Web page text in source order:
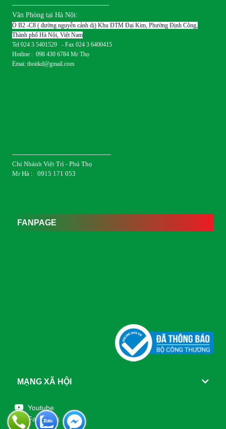
------------------------------------------------
Văn Phòng tại Hà Nội:
Ô B2 -C8 ( đường nguyễn cảnh dị) Khu ĐTM Đại Kim, Phường Định Công,
Thành phố Hà Nội, Việt Nam
Tel 024 3 5401529 - Fax 024 3 6400415
Hotline : 098 430 6784 Mr Thọ
Emai: thoitkd@gmail.com
-------------------------------------------------
Chi Nhánh Việt Trì - Phú Thọ
Mr Hà : 0915 171 053
FANPAGE
MẠNG XÃ HỘI
Youtube
Facebook